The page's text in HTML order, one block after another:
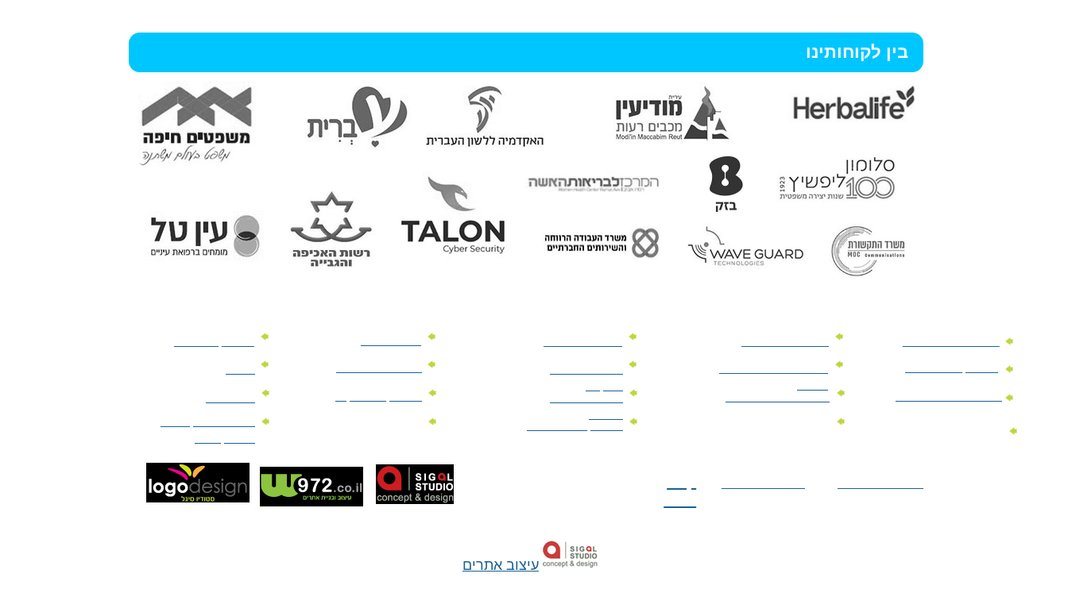
בין לקוחותינו
עיצוב אתרים